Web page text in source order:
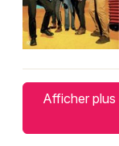
Afficher